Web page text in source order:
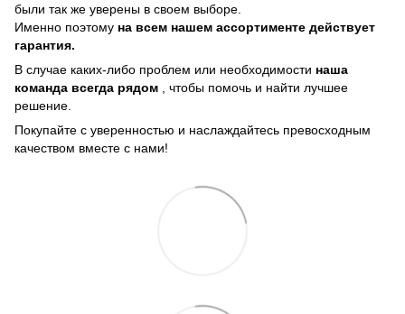
были так же уверены в своем выборе.
Именно поэтому на всем нашем ассортименте действует
гарантия.
В случае каких-либо проблем или необходимости наша
команда всегда рядом , чтобы помочь и найти лучшее
решение.
Покупайте с уверенностью и наслаждайтесь превосходным
качеством вместе с нами!